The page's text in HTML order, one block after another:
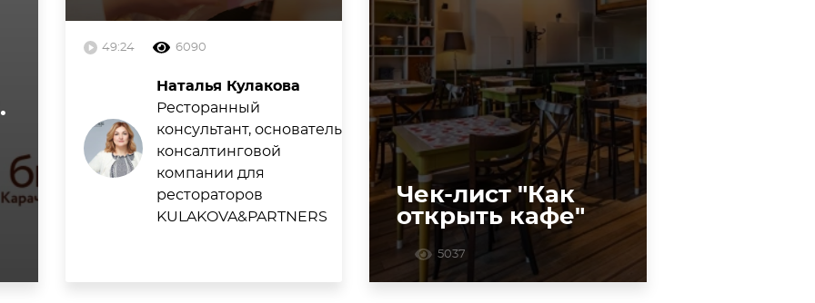
49:24 6090
Наталья Кулакова
Ресторанный
консультант, основатель
консалтинговой
компании для
рестораторов
KULAKOVA&PARTNERS
Чек-лист "Как
открыть кафе"
5037